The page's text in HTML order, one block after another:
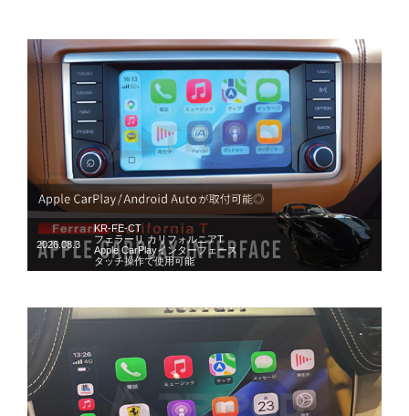
2026.08.3
KR-FE-CT
フェラーリ カリフォルニアT
Apple CarPlayインターフェース
タッチ操作で使用可能